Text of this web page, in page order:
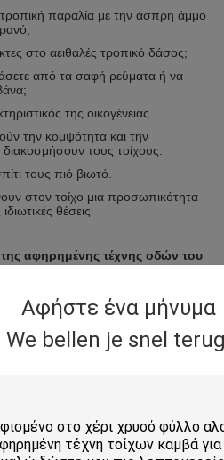
Αφήστε ένα μήνυμα
We bellen je snel
τροπική παραλία με την άσπρη άμμο
στο αειθαλές τροπικό δάσος;
από τα σαφή ρεύματα ή να
της οικογένειας.
την κομψότητα και την
τους τοίχους.
τους πιό βιωτό.
στον τοίχο μια προσωπικότητα
θέσεις
αφηρημένης τέχνης οδών του
από τη μεμονωμένη ταινία
ρόλος σωλήνων επάνω
εξαγωγής για την τεντωμένη
της σύγχρονης γαλλικής